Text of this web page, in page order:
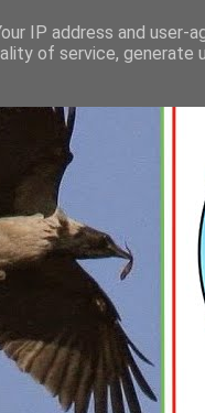
IP address and user-
of service, generate